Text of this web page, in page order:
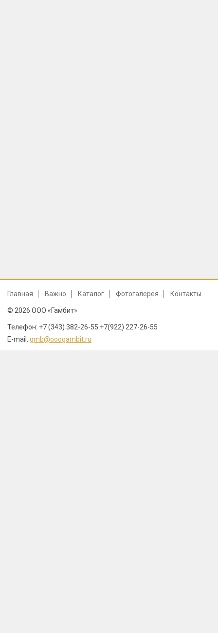
Главная Важно Каталог Фотогалерея Контакты
© 2026 ООО «Гамбит»
Телефон: +7 (343) 382-26-55 +7(922) 227-26-55
E-mail: gmb@ooogambit.ru